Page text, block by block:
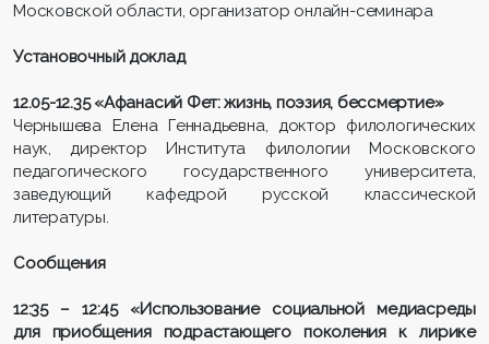
Московской области, организатор онлайн-семинара
Установочный доклад
12.05-12.35 «Афанасий Фет: жизнь, поэзия, бессмертие»
Чернышева Елена Геннадьевна, доктор филологических
наук, директор Института филологии Московского
педагогического государственного университета,
заведующий кафедрой русской классической
литературы.
Сообщения
12:35 – 12:45 «Использование социальной медиасреды
для приобщения подрастающего поколения к лирике